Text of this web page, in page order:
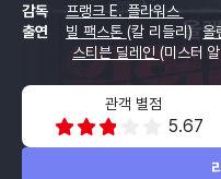
감독
프랭크 E. 플라워스
출연
빌 팩스톤 (칼 리들리) 올
스티븐 딜레인 (미스터
관객 별점
5.67